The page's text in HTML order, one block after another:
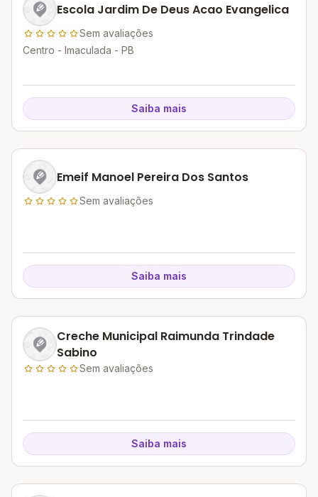
Escola Jardim De Deus Acao Evangelica
Sem avaliações
Centro - Imaculada - PB
Saiba mais
Emeif Manoel Pereira Dos Santos
Sem avaliações
Saiba mais
Creche Municipal Raimunda Trindade
Sabino
Sem avaliações
Saiba mais